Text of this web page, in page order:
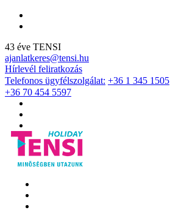
43 éve TENSI
ajanlatkeres@tensi.hu
Hírlevél feliratkozás
Telefonos ügyfélszolgálat: +36 1 345 1505
+36 70 454 5597